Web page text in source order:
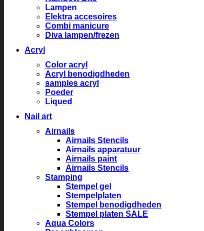
Lampen
Elektra accesoires
Combi manicure
Diva lampen/frezen
Acryl
Color acryl
Acryl benodigdheden
samples acryl
Poeder
Liqued
Nail art
Airnails
Airnails Stencils
Airnails apparatuur
Airnails paint
Airnails Stencils
Stamping
Stempel gel
Stempelplaten
Stempel benodigdheden
Stempel platen SALE
Aqua Colors